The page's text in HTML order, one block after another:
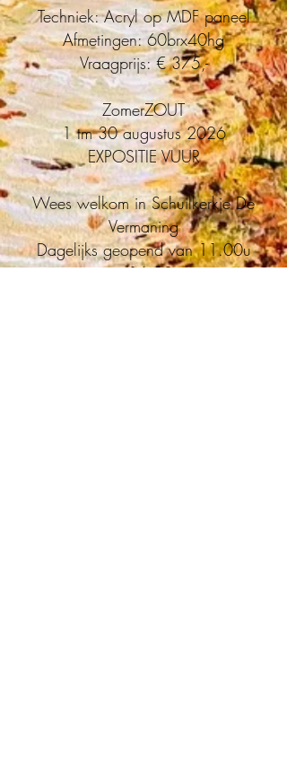
Techniek: Acryl op MDF paneel
Afmetingen: 60brx40hg
Vraagprijs: € 375,-
ZomerZOUT
1 tm 30 augustus 2026
EXPOSITIE VUUR
Wees welkom in Schuilkerkje De
Vermaning
Dagelijks geopend van 11.00u
tot 16.00u